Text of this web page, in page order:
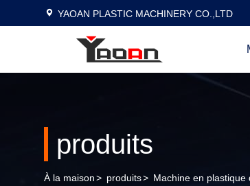
YAOAN PLASTIC MACHINERY CO.,LTD
produits
À la maison> produits> Machine en plastique